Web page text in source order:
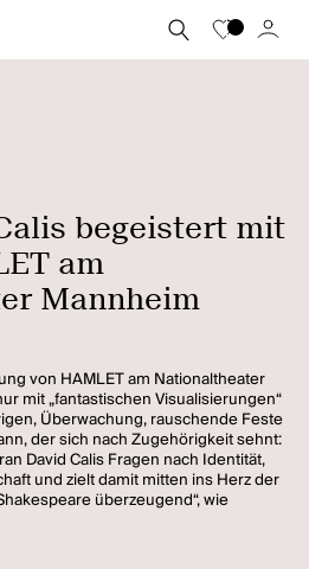
begeistert mit
am
Mannheim
von HAMLET am Nationaltheater
mit „fantastischen Visualisierungen“
Überwachung, rauschende Feste
der sich nach Zugehörigkeit sehnt:
David Calis Fragen nach Identität,
und zielt damit mitten ins Herz der
überzeugend“, wie